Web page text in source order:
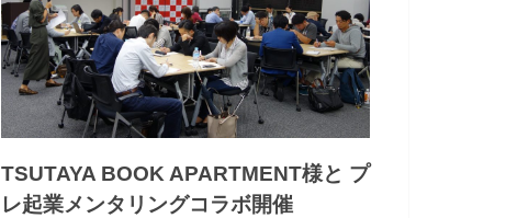
TSUTAYA BOOK APARTMENT様と プ
レ起業メンタリングコラボ開催